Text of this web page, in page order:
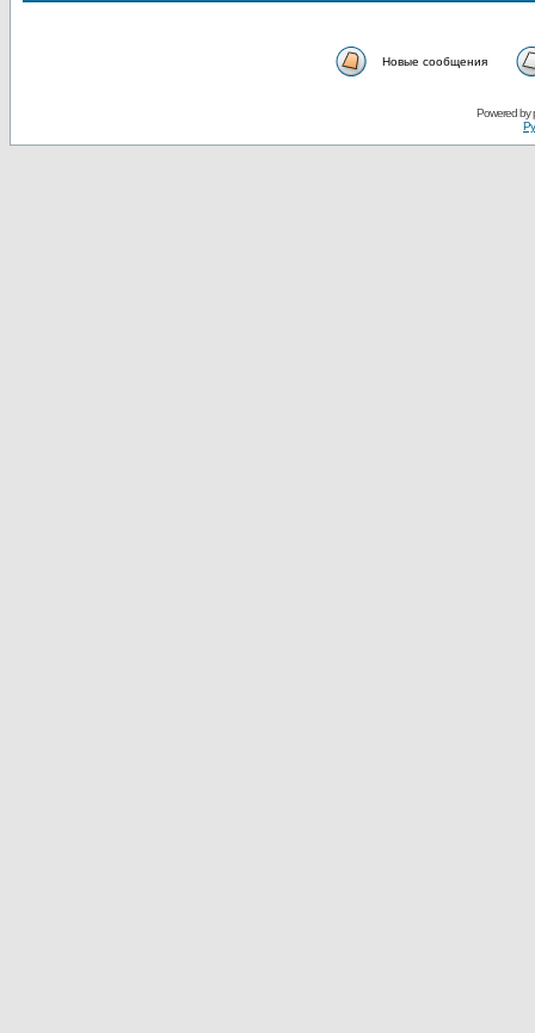
Новые сообщения
Powered by